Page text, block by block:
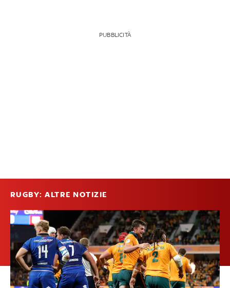
PUBBLICITÀ
RUGBY: ALTRE NOTIZIE